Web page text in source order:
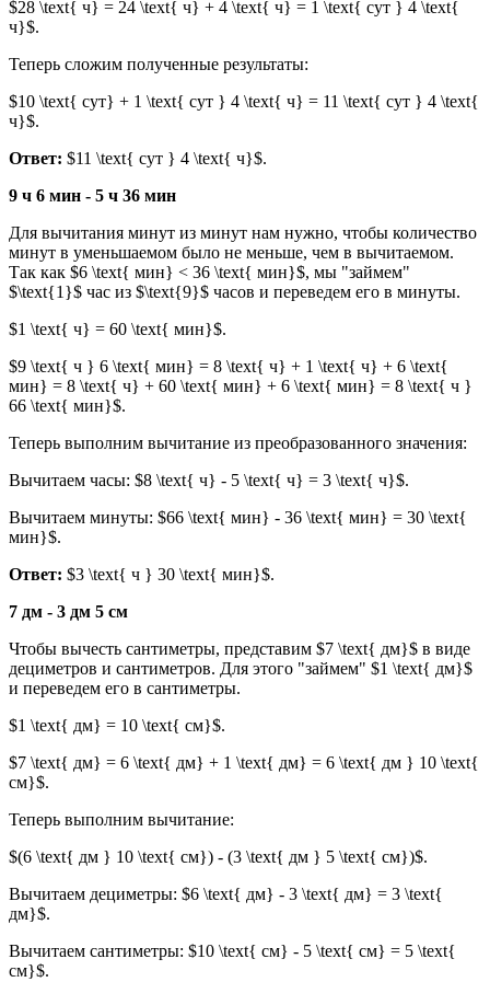
$28 \text{ ч} = 24 \text{ ч} + 4 \text{ ч} = 1 \text{ сут } 4 \text{
ч}$.
Теперь сложим полученные результаты:
$10 \text{ сут} + 1 \text{ сут } 4 \text{ ч} = 11 \text{ сут } 4 \text{
ч}$.
Ответ: $11 \text{ сут } 4 \text{ ч}$.
9 ч 6 мин - 5 ч 36 мин
Для вычитания минут из минут нам нужно, чтобы количество
минут в уменьшаемом было не меньше, чем в вычитаемом.
Так как $6 \text{ мин} < 36 \text{ мин}$, мы "займем"
$\text{1}$ час из $\text{9}$ часов и переведем его в минуты.
$1 \text{ ч} = 60 \text{ мин}$.
$9 \text{ ч } 6 \text{ мин} = 8 \text{ ч} + 1 \text{ ч} + 6 \text{
мин} = 8 \text{ ч} + 60 \text{ мин} + 6 \text{ мин} = 8 \text{ ч }
66 \text{ мин}$.
Теперь выполним вычитание из преобразованного значения:
Вычитаем часы: $8 \text{ ч} - 5 \text{ ч} = 3 \text{ ч}$.
Вычитаем минуты: $66 \text{ мин} - 36 \text{ мин} = 30 \text{
мин}$.
Ответ: $3 \text{ ч } 30 \text{ мин}$.
7 дм - 3 дм 5 см
Чтобы вычесть сантиметры, представим $7 \text{ дм}$ в виде
дециметров и сантиметров. Для этого "займем" $1 \text{ дм}$
и переведем его в сантиметры.
$1 \text{ дм} = 10 \text{ см}$.
$7 \text{ дм} = 6 \text{ дм} + 1 \text{ дм} = 6 \text{ дм } 10 \text{
см}$.
Теперь выполним вычитание:
$(6 \text{ дм } 10 \text{ см}) - (3 \text{ дм } 5 \text{ см})$.
Вычитаем дециметры: $6 \text{ дм} - 3 \text{ дм} = 3 \text{
дм}$.
Вычитаем сантиметры: $10 \text{ см} - 5 \text{ см} = 5 \text{
см}$.